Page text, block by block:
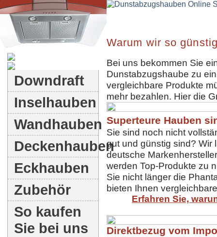
Downdraft
Inselhauben
Wandhauben
Deckenhauben
Eckhauben
Zubehör
So kaufen
Sie bei uns
Warum wir so
Bei uns bekommen Sie
Dunstabzugshaube zu
vergleichbare Produkte
mehr bezahlen. Hier die
Superteure Hauben
Sie sind noch nicht
gut und günstig sind? Wir
deutsche
werden Top-Produkte zu
Sie nicht länger die
bieten Ihnen
Erfahren Sie,
Direktbezug vom